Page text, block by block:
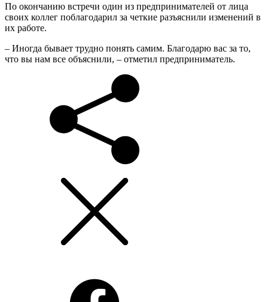
По окончанию встречи один из предпринимателей от лица
своих коллег поблагодарил за четкие разъяснили изменений в
их работе.
– Иногда бывает трудно понять самим. Благодарю вас за то,
что вы нам все объяснили, – отметил предприниматель.